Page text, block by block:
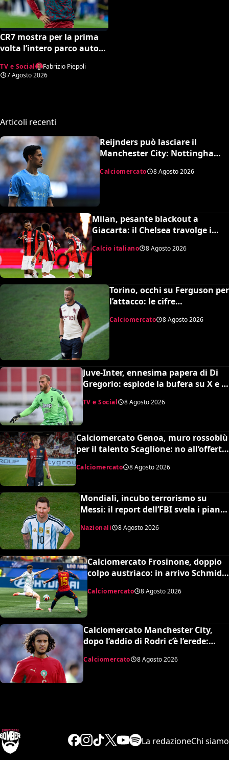
CR7 mostra per la prima
volta l’intero parco auto
esperti stimano il valore
complessivo ed è da urlo
TV e Social
Fabrizio Piepoli
7 Agosto 2026
Articoli recenti
Reijnders può lasciare il
Manchester City: Nottingham
Calciomercato 8 Agosto 2026
Milan, pesante blackout a
Giacarta: il Chelsea travolge i
rossoneri 3-0 in amichevole
Calcio italiano 8 Agosto 2026
Torino, occhi su Ferguson per
l’attacco: le cifre
Calciomercato 8 Agosto 2026
Juve-Inter, ennesima papera di Di
Gregorio: esplode la bufera su X e il
web chiede un nuovo portiere
TV e Social 8 Agosto 2026
Calciomercato Genoa, muro rossoblù
per il talento Scaglione: no all’offerta
da un milione del Borussia
Dortmund
Calciomercato 8 Agosto 2026
Mondiali, incubo terrorismo su
Messi: il report dell’FBI svela i piani
sventati durante la Coppa del
Mondo
Nazionali 8 Agosto 2026
Calciomercato Frosinone, doppio
colpo austriaco: in arrivo Schmid e
Calciomercato 8 Agosto 2026
Calciomercato Manchester City,
dopo l’addio di Rodri c’è l’erede:
Calciomercato 8 Agosto 2026
La redazioneChi siamo